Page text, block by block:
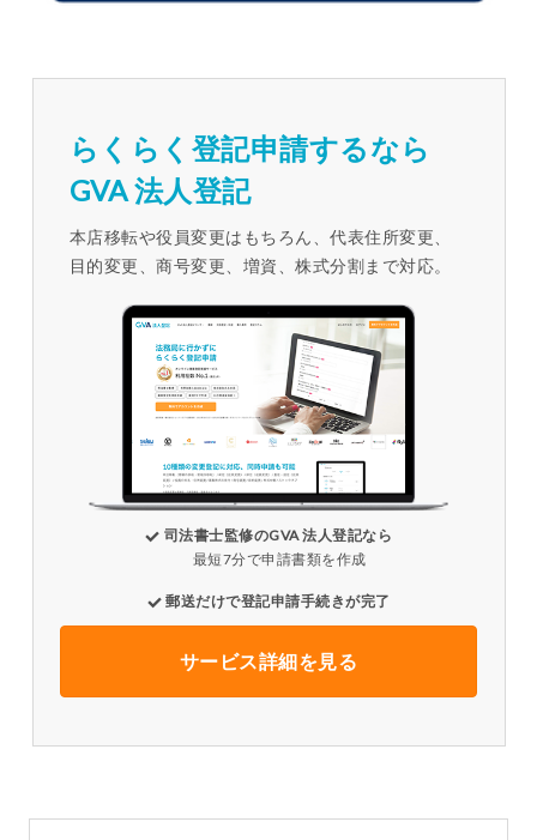
らくらく登記申請するなら
GVA 法人登記
本店移転や役員変更はもちろん、代表住所変更、
目的変更、商号変更、増資、株式分割まで対応。
司法書士監修のGVA 法人登記なら
最短7分で申請書類を作成
郵送だけで登記申請手続きが完了
サービス詳細を見る